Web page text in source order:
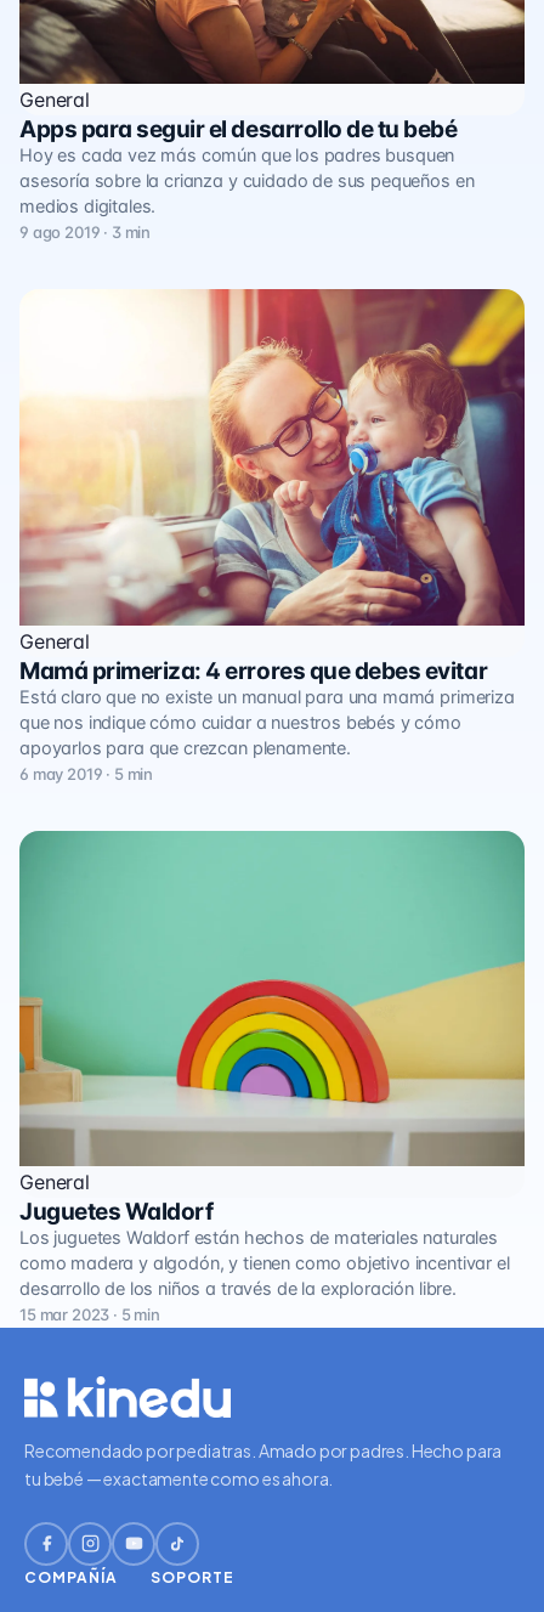
General
Apps para seguir el desarrollo de tu bebé
Hoy es cada vez más común que los padres busquen
asesoría sobre la crianza y cuidado de sus pequeños en
medios digitales.
9 ago 2019 · 3 min
General
Mamá primeriza: 4 errores que debes evitar
Está claro que no existe un manual para una mamá primeriza
que nos indique cómo cuidar a nuestros bebés y cómo
apoyarlos para que crezcan plenamente.
6 may 2019 · 5 min
General
Juguetes Waldorf
Los juguetes Waldorf están hechos de materiales naturales
como madera y algodón, y tienen como objetivo incentivar el
desarrollo de los niños a través de la exploración libre.
15 mar 2023 · 5 min
Recomendado por pediatras. Amado por padres. Hecho para
tu bebé — exactamente como es ahora.
COMPAÑÍA SOPORTE